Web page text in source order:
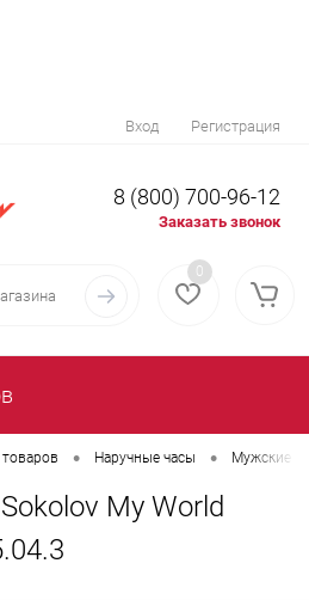
Вход Регистрация
8 (800) 700-96-12
Заказать звонок
0
товаров • Наручные часы • Мужские
My World